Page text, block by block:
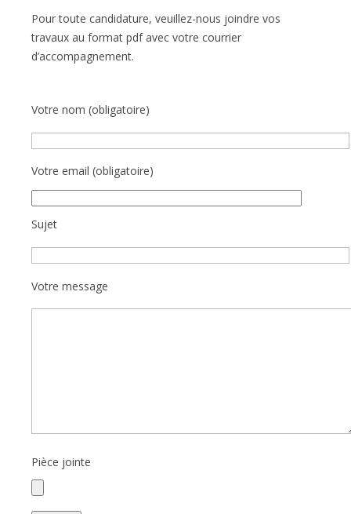
Pour toute candidature, veuillez-nous joindre vos
travaux au format pdf avec votre courrier
d’accompagnement.
Votre nom (obligatoire)
Votre email (obligatoire)
Sujet
Votre message
Pièce jointe